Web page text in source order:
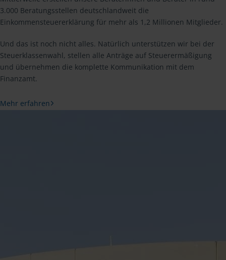
3.000 Beratungsstellen deutschlandweit die
Einkommensteuererklärung für mehr als 1,2 Millionen Mitglieder.
Und das ist noch nicht alles. Natürlich unterstützen wir bei der
Steuerklassenwahl, stellen alle Anträge auf Steuerermäßigung
und übernehmen die komplette Kommunikation mit dem
Finanzamt.
Mehr erfahren